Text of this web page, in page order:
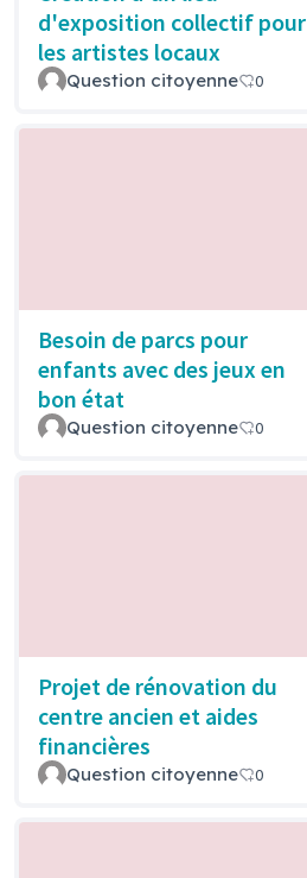
d'exposition collectif pour
les artistes locaux
Question citoyenne 0
Besoin de parcs pour
enfants avec des jeux en
bon état
Question citoyenne 0
Projet de rénovation du
centre ancien et aides
financières
Question citoyenne 0